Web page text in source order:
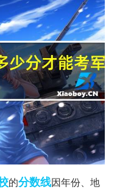
的分数线因年份、地